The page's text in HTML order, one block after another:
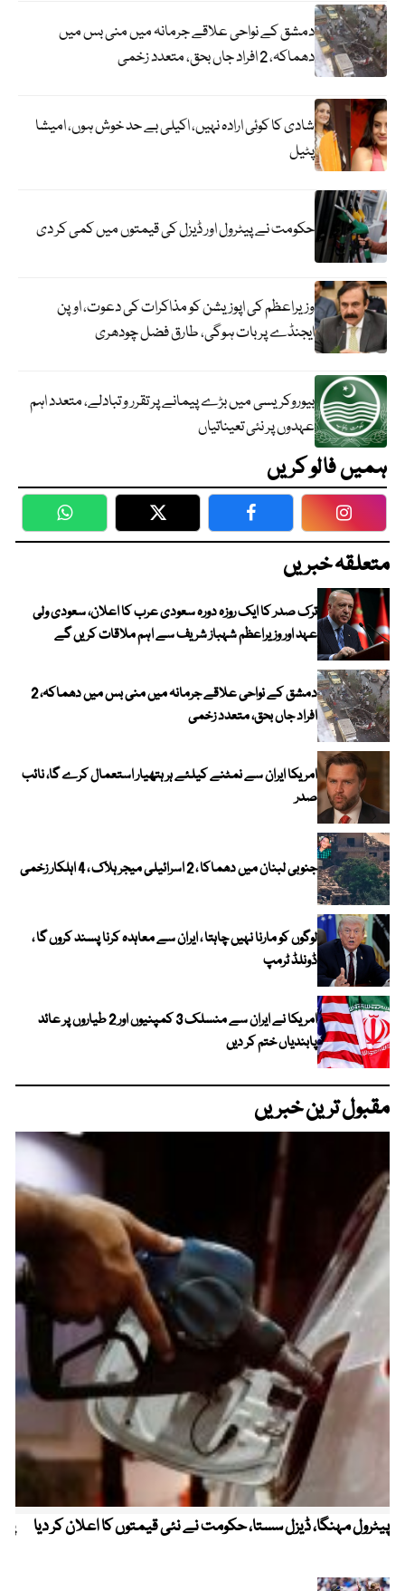
دمشق کے نواحی علاقے جرمانہ میں منی بس میں
دھماکہ، 2 افراد جاں بحق، متعدد زخمی
شادی کا کوئی ارادہ نہیں، اکیلی بے حد خوش ہوں، امیشا
پٹیل
حکومت نے پیٹرول اور ڈیزل کی قیمتوں میں کمی کر دی
وزیراعظم کی اپوزیشن کو مذاکرات کی دعوت، اوپن
ایجنڈے پر بات ہوگی، طارق فضل چودھری
بیوروکریسی میں بڑے پیمانے پر تقرر و تبادلے، متعدد اہم
عہدوں پر نئی تعیناتیاں
ہمیں فالو کریں
WhatsApp Twitter Facebook
متعلقہ خبریں
ترک صدر کا ایک روزہ دورہ سعودی عرب کا اعلان، سعودی ولی
عہد اور وزیراعظم شہباز شریف سے اہم ملاقات کریں گے
دمشق کے نواحی علاقے جرمانہ میں منی بس میں دھماکہ، 2
افراد جاں بحق، متعدد زخمی
امریکا ایران سے نمٹنے کیلئے ہر ہتھیار استعمال کرے گا، نائب
صدر
جنوبی لبنان میں دھماکا ، 2 اسرائیلی میجر ہلاک ، 4 اہلکار زخمی
لوگوں کو مارنا نہیں چاہتا ، ایران سے معاہدہ کرنا پسند کروں گا ،
ڈونلڈ ٹرمپ
امریکا نے ایران سے منسلک 3 کمپنیوں اور 2 طیاروں پر عائد
پابندیاں ختم کر دیں
مقبول ترین خبریں
پیٹرول مہنگا، ڈیزل سستا، حکومت نے نئی قیمتوں کا اعلان کر دیا